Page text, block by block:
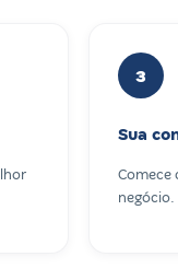
3
Sua
Comece
negócio.